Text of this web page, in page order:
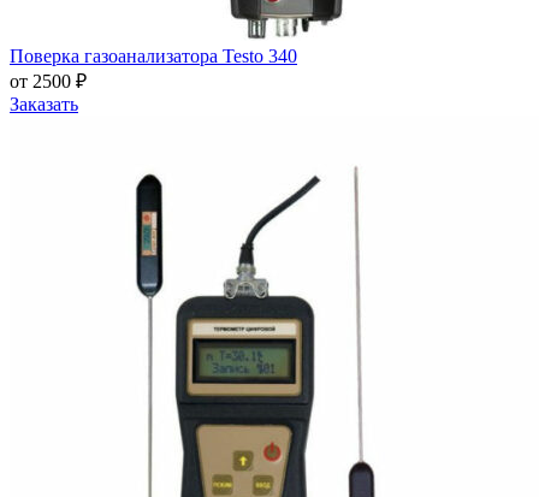
Поверка газоанализатора Testo 340
от 2500 ₽
Заказать